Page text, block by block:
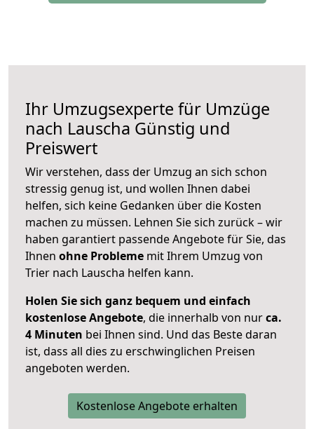
Ihr Umzugsexperte für Umzüge
nach Lauscha Günstig und
Preiswert
Wir verstehen, dass der Umzug an sich schon
stressig genug ist, und wollen Ihnen dabei
helfen, sich keine Gedanken über die Kosten
machen zu müssen. Lehnen Sie sich zurück – wir
haben garantiert passende Angebote für Sie, das
Ihnen ohne Probleme mit Ihrem Umzug von
Trier nach Lauscha helfen kann.
Holen Sie sich ganz bequem und einfach
kostenlose Angebote, die innerhalb von nurca.
4 Minuten bei Ihnen sind. Und das Beste daran
ist, dass all dies zu erschwinglichen Preisen
angeboten werden.
Kostenlose Angebote erhalten